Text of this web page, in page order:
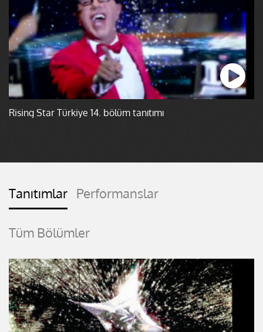
Rising Star Türkiye 14. bölüm tanıtımı
Tanıtımlar Performanslar
Tüm Bölümler